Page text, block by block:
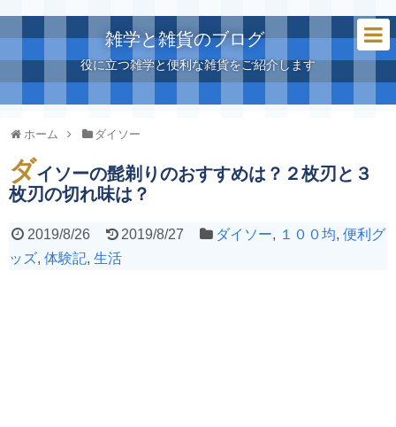
雑学と雑貨のブログ
役に立つ雑学と便利な雑貨をご紹介します
ホーム ダイソー
ダイソーの髭剃りのおすすめは？２枚刃と３
枚刃の切れ味は？
2019/8/26 2019/8/27 ダイソー, １００均,便利グ
ッズ, 体験記, 生活